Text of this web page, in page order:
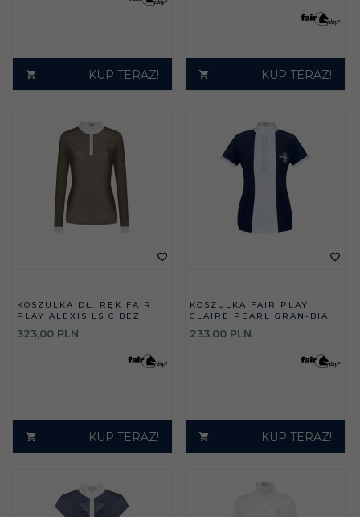
KUP TERAZ! KUP TERAZ!
KOSZULKA DŁ. RĘK FAIR
PLAY ALEXIS LS C.BEŻ
323,00 PLN
KUP TERAZ!
KOSZULKA FAIR PLAY
CLAIRE PEARL GRAN-BIA
233,00 PLN
KUP TERAZ!